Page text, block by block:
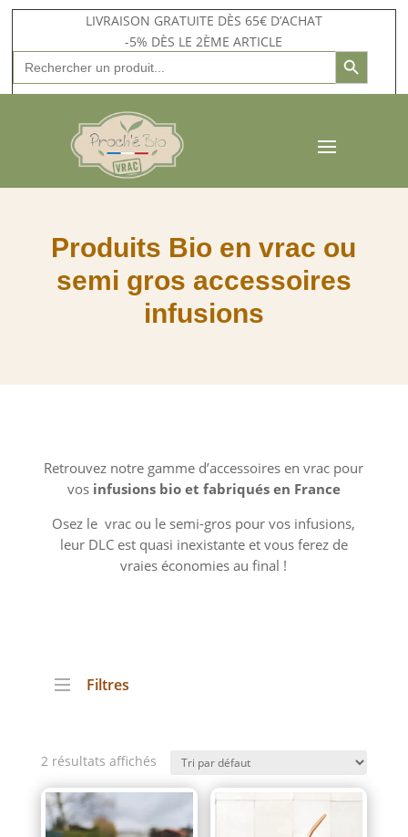
LIVRAISON GRATUITE DÈS 65€ D’ACHAT
-5% DÈS LE 2ÈME ARTICLE
Search
for:
Search Button
Produits Bio en vrac ou
semi gros accessoires
infusions
Retrouvez notre gamme d’accessoires en vrac pour
vos infusions bio et fabriqués en France
Osez le vrac ou le semi-gros pour vos infusions,
leur DLC est quasi inexistante et vous ferez de
vraies économies au final !
Filtres
Cuivré
Doré
2 résultats affichés